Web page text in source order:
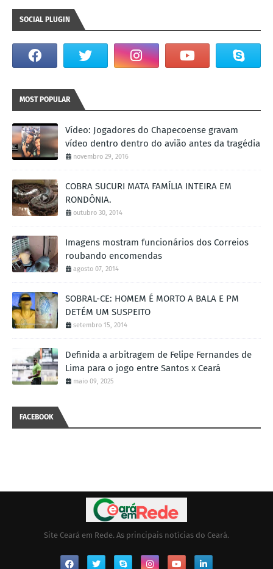
SOCIAL PLUGIN
MOST POPULAR
Vídeo: Jogadores do Chapecoense gravam
vídeo dentro dentro do avião antes da tragédia
novembro 29, 2016
COBRA SUCURI MATA FAMÍLIA INTEIRA EM
RONDÔNIA.
outubro 30, 2014
Imagens mostram funcionários dos Correios
roubando encomendas
agosto 07, 2014
SOBRAL-CE: HOMEM É MORTO A BALA E PM
DETÉM UM SUSPEITO
setembro 15, 2014
Definida a arbitragem de Felipe Fernandes de
Lima para o jogo entre Santos x Ceará
maio 09, 2025
FACEBOOK
Site Ceará em Rede. As principais notícias do Ceará.